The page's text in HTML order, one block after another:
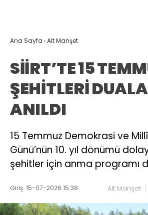
Ana Sayfa ›Alt Manşet
SİİRT’TE 15
ŞEHİTLERİ
ANILDI
15 Temmuz Demokrasi ve
Günü’nün 10. yıl dönümü
şehitler için anma programı
Giriş: 15-07-2026 15:38 Alt Manşet